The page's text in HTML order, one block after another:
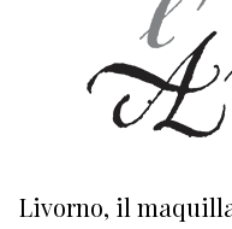
Livorno, il